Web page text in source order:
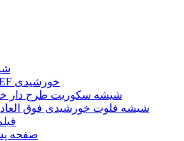
فیلم ETEF خورشیدی
شیشه سکوریت طرح دار
شیشه فلوت خورشیدی فوق
صفحه